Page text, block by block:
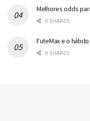
Melhores odds
0 SHARES
FuteMax e o
0 SHARES